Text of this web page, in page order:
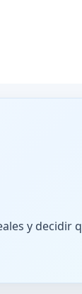
y decidir